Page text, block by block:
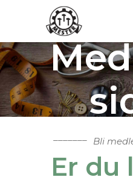
Bli
Er du